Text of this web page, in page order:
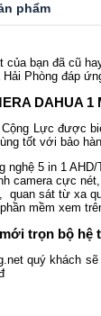
phẩm
của bạn đã cũ
Phòng đáp
DAHUA 1
Lực được
tốt với bảo
nghệ 5 in 1
camera cực
quan sát từ xa
mềm xem
trọn bộ hệ
quý khách